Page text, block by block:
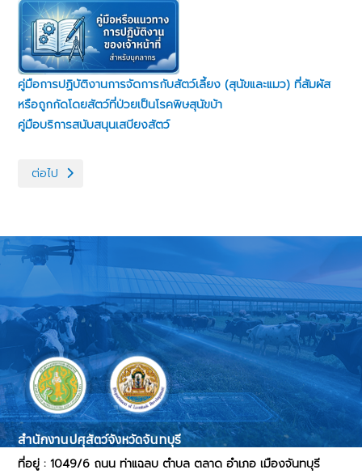
คู่มือการปฏิบัติงานการจัดการกับสัตว์เลี้ยง (สุนัขและแมว) ที่สัมผัส
หรือถูกกัดโดยสัตว์ที่ป่วยเป็นโรคพิษสุนัขบ้า
คู่มือบริการสนับสนุนเสบียงสัตว์
เนื้อหาถัดไป: คู่มือหรือแนวทางการขอรับบริการสำหรับผู้รับบริการหรื
ต่อไป
สำนักงานปศุสัตว์จังหวัดจันทบุรี
ที่อยู่ : 1049/6 ถนน ท่าแฉลบ ตำบล ตลาด อำเภอ เมืองจันทบุรี